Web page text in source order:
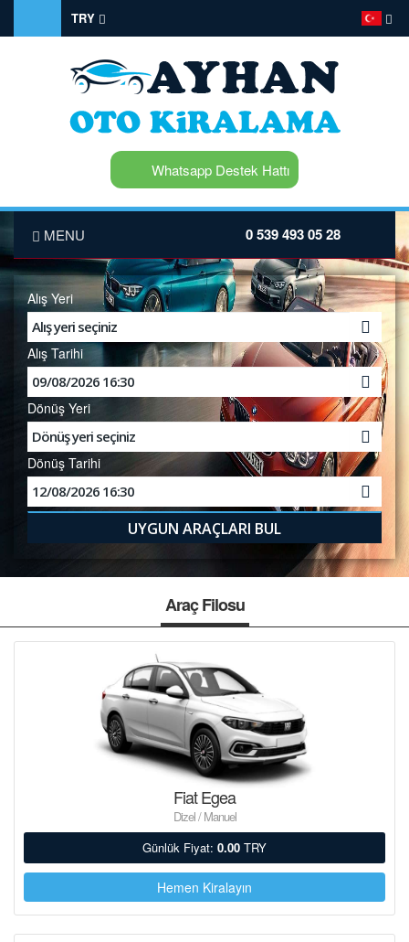
TRY
Whatsapp Destek Hattı
MENU 0 539 493 05 28
ANASAYFA
FİYAT LİSTESİ
TRANSFER
KIRALAMA KOŞULLARI
FILO KIRALAMA
S.S.S.
ÜYE GİRİŞİ / KAYIT
Alış Yeri
Alış Tarihi
Dönüş Yeri
Dönüş Tarihi
Araç Filosu
Fiat Egea
Dizel / Manuel
Günlük Fiyat: 0.00 TRY
Hemen Kiralayın